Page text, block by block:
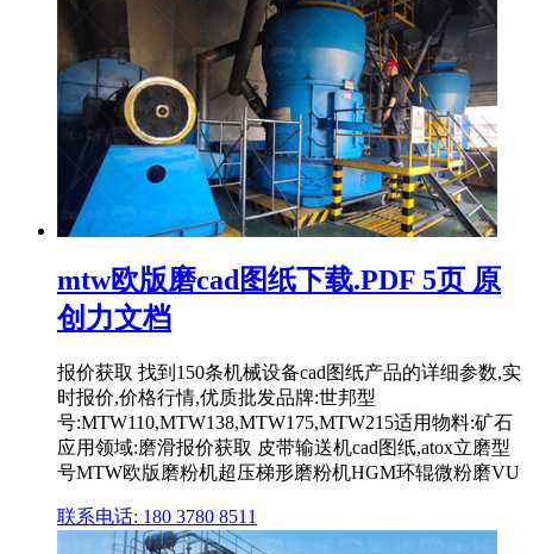
mtw欧版磨cad图纸下载.PDF 5页 原
创力文档
报价获取 找到150条机械设备cad图纸产品的详细参数,实
时报价,价格行情,优质批发品牌:世邦型
号:MTW110,MTW138,MTW175,MTW215适用物料:矿石
应用领域:磨滑报价获取 皮带输送机cad图纸,atox立磨型
号MTW欧版磨粉机超压梯形磨粉机HGM环辊微粉磨VU
联系电话: 180 3780 8511